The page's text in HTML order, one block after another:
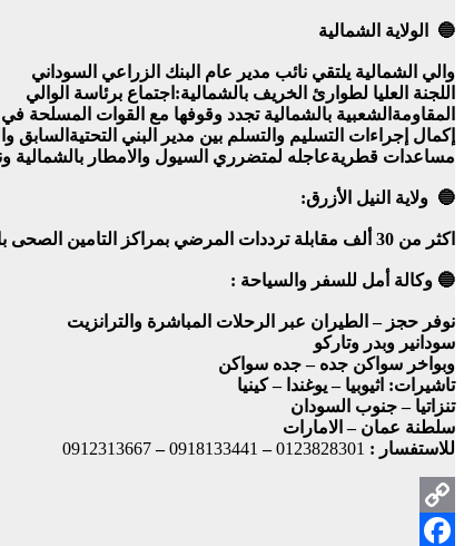
🔵 الولاية الشمالية
والي الشمالية يلتقي نائب مدير عام البنك الزراعي السوداني
اللجنة العليا لطوارئ الخريف بالشمالية:اجتماع برئاسة الوالي
المقاومةالشعبية بالشمالية تجدد وقوفها مع القوات المسلحة
إكمال إجراءات التسليم والتسلم بين مدير البني التحتيةالسابق
مساعدات قطريةعاجله لمتضرري السيول والامطار بالشمالية
🔵 ولاية النيل الأزرق:
اكثر من 30 ألف مقابلة ترددات المرضي بمراكز التامين الصحى بالدمازين
🔵 وكالة أمل للسفر والسياحة :
نوفر حجز – الطيران عبر الرحلات المباشرة والترانزيت
سودانير وبدر وتاركو
وبواخر سواكن جده – جده سواكن
تاشيرات: اثيوبيا – يوغندا – كينيا
تنزاتيا – جنوب السودان
سلطنة عمان – الامارات
للاستفسار : 0123828301
–
0918133441
–
0912313667
Copy